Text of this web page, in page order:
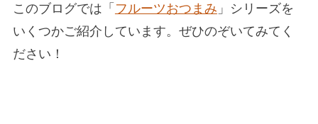
このブログでは「 フルーツおつまみ 」シリーズを
いくつかご紹介しています。ぜひのぞいてみてく
ださい！